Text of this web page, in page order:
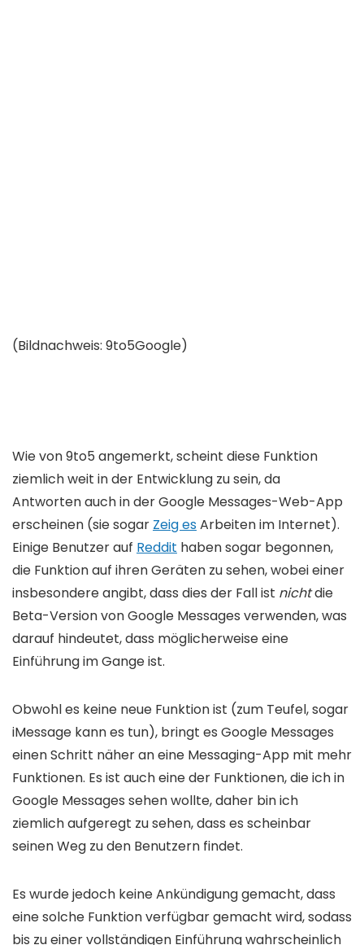
(Bildnachweis: 9to5Google)
Wie von 9to5 angemerkt, scheint diese Funktion
ziemlich weit in der Entwicklung zu sein, da
Antworten auch in der Google Messages-Web-App
erscheinen (sie sogar Zeig esArbeiten im Internet).
Einige Benutzer auf Reddit haben sogar begonnen,
die Funktion auf ihren Geräten zu sehen, wobei einer
insbesondere angibt, dass dies der Fall ist nichtdie
Beta-Version von Google Messages verwenden, was
darauf hindeutet, dass möglicherweise eine
Einführung im Gange ist.
Obwohl es keine neue Funktion ist (zum Teufel, sogar
iMessage kann es tun), bringt es Google Messages
einen Schritt näher an eine Messaging-App mit mehr
Funktionen. Es ist auch eine der Funktionen, die ich in
Google Messages sehen wollte, daher bin ich
ziemlich aufgeregt zu sehen, dass es scheinbar
seinen Weg zu den Benutzern findet.
Es wurde jedoch keine Ankündigung gemacht, dass
eine solche Funktion verfügbar gemacht wird, sodass
bis zu einer vollständigen Einführung wahrscheinlich